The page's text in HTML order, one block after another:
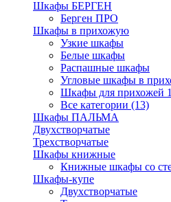
Шкафы БЕРГЕН
Берген ПРО
Шкафы в прихожую
Узкие шкафы
Белые шкафы
Распашные шкафы
Угловые шкафы в
Шкафы для прихожей
Все категории (13)
Шкафы ПАЛЬМА
Двухстворчатые
Трехстворчатые
Шкафы книжные
Книжные шкафы со
Шкафы-купе
Двухстворчатые